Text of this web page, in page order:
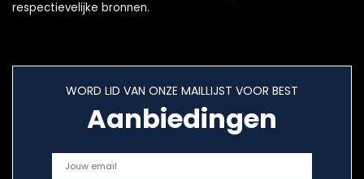
respectievelijke bronnen.
WORD LID VAN ONZE MAILLIJST VOOR BEST
Aanbiedingen